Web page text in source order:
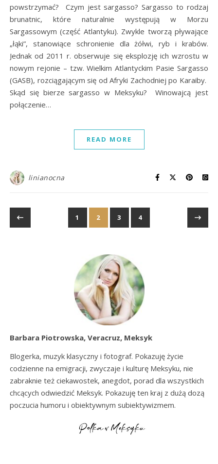
powstrzymać? Czym jest sargasso? Sargasso to rodzaj
brunatnic, które naturalnie występują w Morzu
Sargassowym (część Atlantyku). Zwykle tworzą pływające
„łąki”, stanowiące schronienie dla żółwi, ryb i krabów.
Jednak od 2011 r. obserwuje się eksplozję ich wzrostu w
nowym rejonie – tzw. Wielkim Atlantyckim Pasie Sargasso
(GASB), rozciągającym się od Afryki Zachodniej po Karaiby.
Skąd się bierze sargasso w Meksyku? Winowajcą jest
połączenie…
READ MORE
linianocna
1 2 3 4
Barbara Piotrowska, Veracruz, Meksyk
Blogerka, muzyk klasyczny i fotograf. Pokazuję życie
codzienne na emigracji, zwyczaje i kulturę Meksyku, nie
zabraknie też ciekawostek, anegdot, porad dla wszystkich
chcących odwiedzić Meksyk. Pokazuję ten kraj z dużą dozą
poczucia humoru i obiektywnym subiektywizmem.